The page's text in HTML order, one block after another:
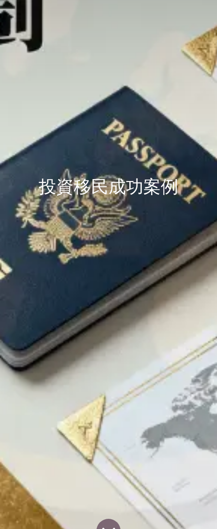
投資移民成功案例